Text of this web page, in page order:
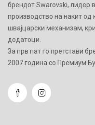
брендот Swarovski, лидер
производство на накит од
швајцарски механизам,
додатоци.
Зa прв пат го претстави
2007 година со Премиум